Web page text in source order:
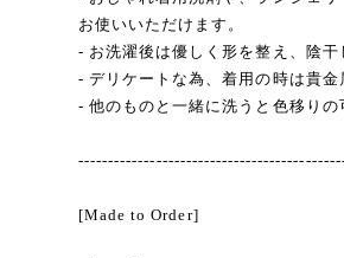
お使いいただけます。
- お洗濯後は優しく形を整え、陰干
- デリケートな為、着用の時は貴金
- 他のものと一緒に洗うと色移りの
[Made to Order]